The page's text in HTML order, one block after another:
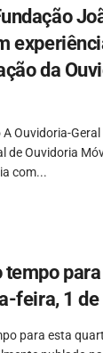
da
Ouvidoria-
de Ouvidoria
com...
tempo
feira, 1
para esta